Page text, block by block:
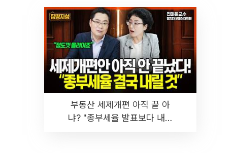
부동산 세제개편 아직 끝 아
냐? "종부세율 발표보다 내릴